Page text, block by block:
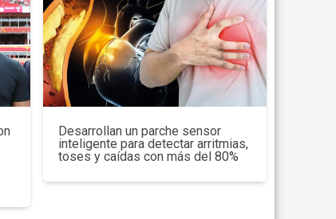
Desarrollan un parche sensor
inteligente para detectar arritmias,
toses y caídas con más del 80%